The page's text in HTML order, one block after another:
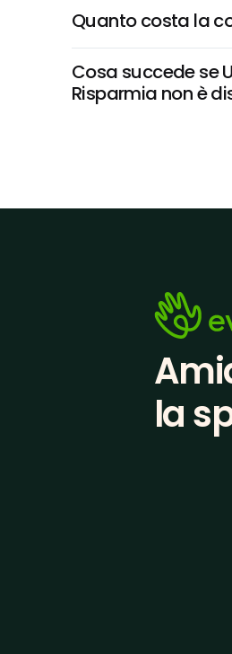
Quanto costa la
Cosa succede se
Risparmia non è
la